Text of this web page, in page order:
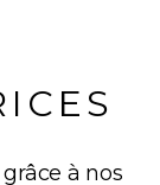
à nos